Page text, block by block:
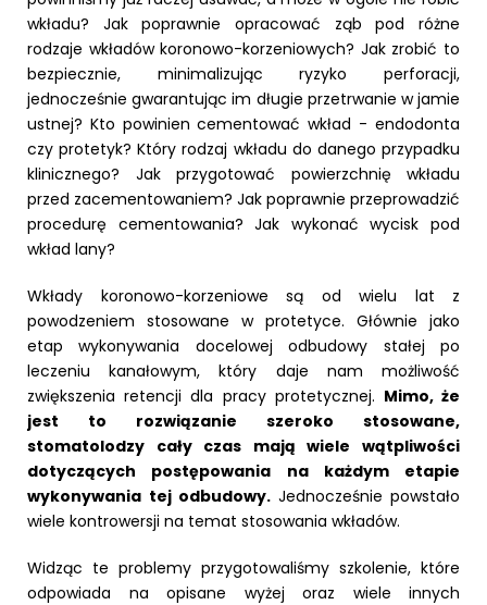
wkładu? Jak poprawnie opracować ząb pod różne
rodzaje wkładów koronowo-korzeniowych? Jak zrobić to
bezpiecznie, minimalizując ryzyko perforacji,
jednocześnie gwarantując im długie przetrwanie w jamie
ustnej? Kto powinien cementować wkład - endodonta
czy protetyk? Który rodzaj wkładu do danego przypadku
klinicznego? Jak przygotować powierzchnię wkładu
przed zacementowaniem? Jak poprawnie przeprowadzić
procedurę cementowania? Jak wykonać wycisk pod
wkład lany?
Wkłady koronowo-korzeniowe są od wielu lat z
powodzeniem stosowane w protetyce. Głównie jako
etap wykonywania docelowej odbudowy stałej po
leczeniu kanałowym, który daje nam możliwość
zwiększenia retencji dla pracy protetycznej. Mimo, że
jest to rozwiązanie szeroko stosowane,
stomatolodzy cały czas mają wiele wątpliwości
dotyczących postępowania na każdym etapie
wykonywania tej odbudowy. Jednocześnie powstało
wiele kontrowersji na temat stosowania wkładów.
Widząc te problemy przygotowaliśmy szkolenie, które
odpowiada na opisane wyżej oraz wiele innych